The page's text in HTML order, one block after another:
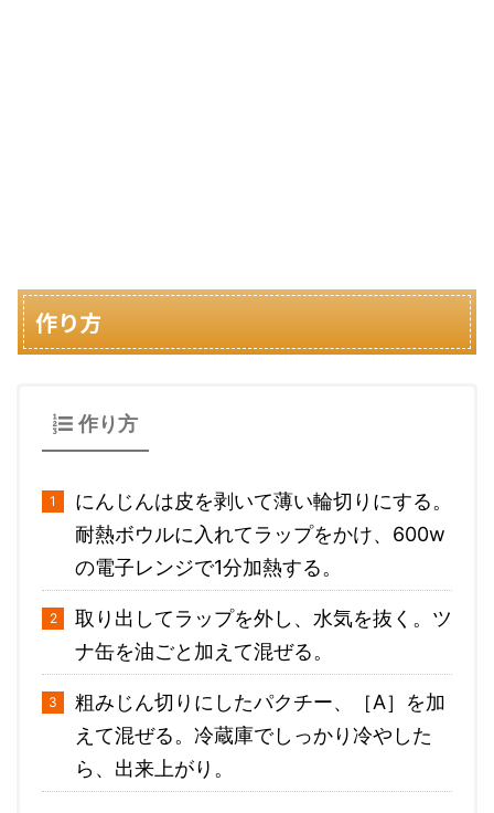
作り方
作り方
にんじんは皮を剥いて薄い輪切りにする。
耐熱ボウルに入れてラップをかけ、600w
の電子レンジで1分加熱する。
取り出してラップを外し、水気を抜く。ツ
ナ缶を油ごと加えて混ぜる。
粗みじん切りにしたパクチー、［A］を加
えて混ぜる。冷蔵庫でしっかり冷やした
ら、出来上がり。